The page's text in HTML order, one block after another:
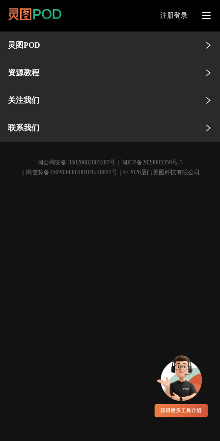
注册登录
灵图POD
资源教程
关注我们
联系我们
闽公网安备 35020602003267号
闽ICP备2023005359号-3
｜网信算备350203434780101240011号｜© 2026厦门灵图科技有限公司